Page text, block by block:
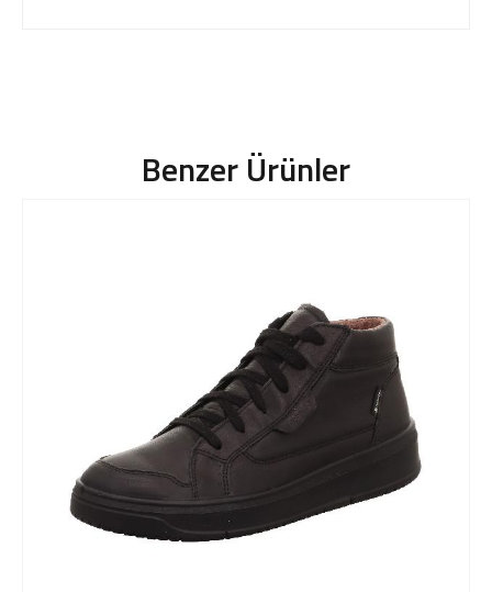
Benzer Ürünler